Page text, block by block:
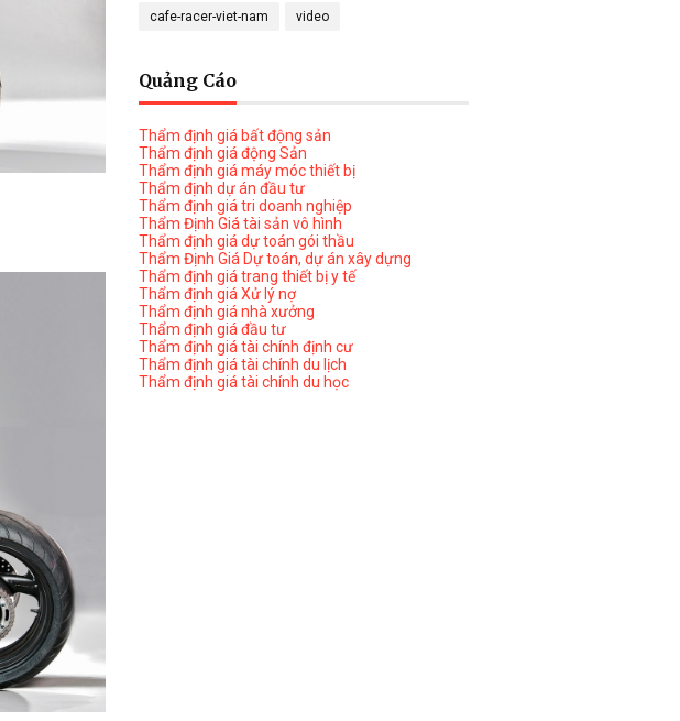
cafe-racer-viet-nam video
Quảng Cáo
Thẩm định giá bất động sản
Thẩm định giá động Sản
Thẩm định giá máy móc thiết bị
Thẩm định dự án đầu tư
Thẩm định giá tri doanh nghiệp
Thẩm Định Giá tài sản vô hình
Thẩm định giá dự toán gói thầu
Thẩm Định Giá Dự toán, dự án xây dựng
Thẩm định giá trang thiết bị y tế
Thẩm định giá Xử lý nợ
Thẩm định giá nhà xưởng
Thẩm định giá đầu tư
Thẩm định giá tài chính định cư
Thẩm định giá tài chính du lịch
Thẩm định giá tài chính du học